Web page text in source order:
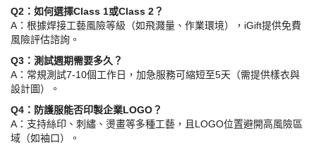
Q2：如何選擇Class 1或Class 2？
A：根據焊接工藝風險等級（如飛濺量、作業環境），iGift提供免費
風險評估諮詢。
Q3：測試週期需要多久？
A：常規測試7-10個工作日，加急服務可縮短至5天（需提供樣衣與
設計圖）。
Q4：防護服能否印製企業LOGO？
A：支持絲印、刺繡、燙畫等多種工藝，且LOGO位置避開高風險區
域（如袖口）。